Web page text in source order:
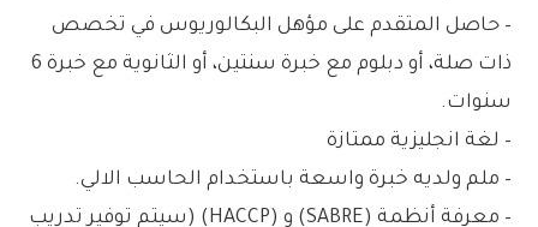
– حاصل المتقدم على مؤهل البكالوريوس في تخصص
ذات صلة، أو دبلوم مع خبرة سنتين، أو الثانوية مع خبرة 6
سنوات.
– لغة انجليزية ممتازة
– ملم ولديه خبرة واسعة باستخدام الحاسب الالي.
– معرفة أنظمة (SABRE) و (HACCP) (سيتم توفير تدريب